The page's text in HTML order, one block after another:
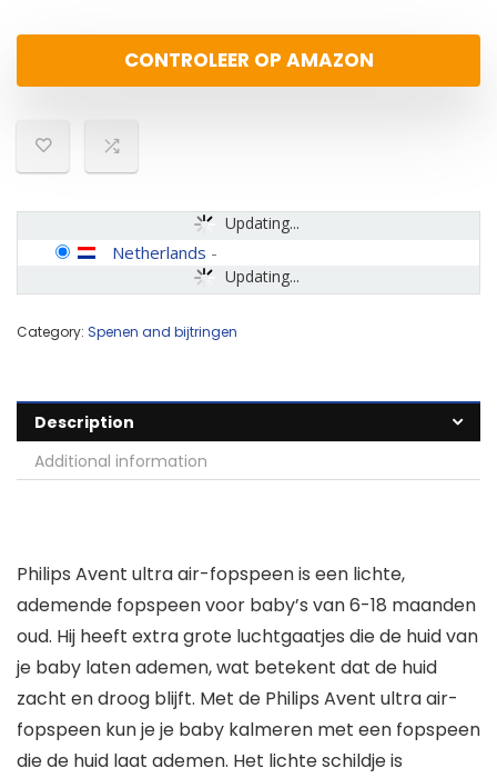
CONTROLEER OP AMAZON
Updating...
Updating...
Netherlands -
Category: Spenen and bijtringen
Description
Additional information
Philips Avent ultra air-fopspeen is een lichte,
ademende fopspeen voor baby’s van 6-18 maanden
oud. Hij heeft extra grote luchtgaatjes die de huid van
je baby laten ademen, wat betekent dat de huid
zacht en droog blijft. Met de Philips Avent ultra air-
fopspeen kun je je baby kalmeren met een fopspeen
die de huid laat ademen. Het lichte schildje is